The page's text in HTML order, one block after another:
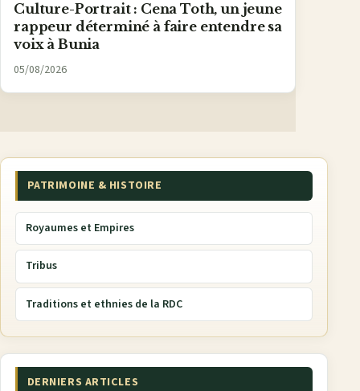
Culture-Portrait : Cena Toth, un jeune
rappeur déterminé à faire entendre sa
voix à Bunia
05/08/2026
PATRIMOINE & HISTOIRE
Royaumes et Empires
Tribus
Traditions et ethnies de la RDC
DERNIERS ARTICLES